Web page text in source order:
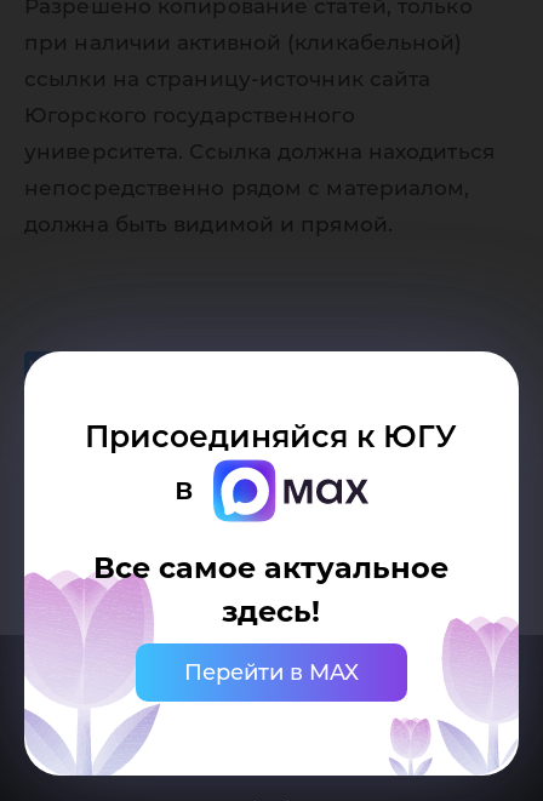
Присоединяйся к ЮГУ
в
Все самое актуальное
здесь!
Перейти в MAX
Разрешено копирование статей, только
при наличии активной (кликабельной)
ссылки на страницу-источник сайта
Югорского государственного
университета. Ссылка должна находиться
непосредственно рядом с материалом,
должна быть видимой и прямой.
Возврат к списку